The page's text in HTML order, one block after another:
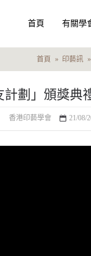
首頁 有關學
首頁 印藝訊
計劃」頒獎典
香港印藝學會 21/08/